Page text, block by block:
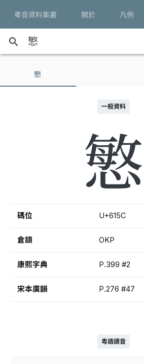
粵音資料集叢 關於 凡例
search
慜
一般資料
慜
碼位 U+615C
倉頡 OKP
康熙字典 P.399 #2
宋本廣韻 P.276 #47
粵語讀音